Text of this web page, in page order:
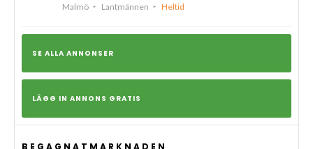
Malmö Lantmännen Heltid
SE ALLA ANNONSER
LÄGG IN ANNONS GRATIS
BEGAGNATMARKNADEN